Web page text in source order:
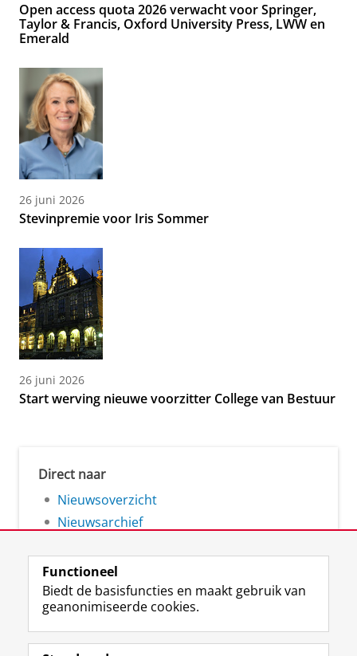
Open access quota 2026 verwacht voor Springer,
Taylor & Francis, Oxford University Press, LWW en
Emerald
26 juni 2026
Stevinpremie voor Iris Sommer
26 juni 2026
Start werving nieuwe voorzitter College van Bestuur
Direct naar
Nieuwsoverzicht
Nieuwsarchief
Volg de RUG
F
a
L
i
R
S
I
n
Y
o
Functioneel
Biedt de basisfuncties en maakt gebruik van
geanonimiseerde cookies.